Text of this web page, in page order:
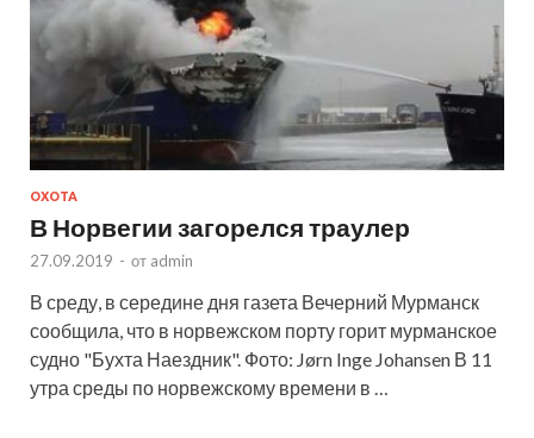
ОХОТА
В Норвегии загорелся траулер
27.09.2019 - от admin
В среду, в середине дня газета Вечерний Мурманск
сообщила, что в норвежском порту горит мурманское
судно "Бухта Наездник". Фото: Jørn Inge Johansen В 11
утра среды по норвежскому времени в …